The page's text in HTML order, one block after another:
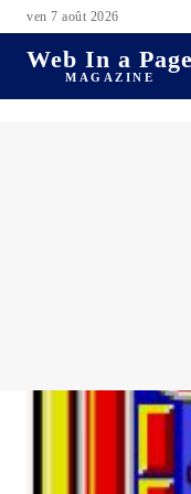
ven 7 août 2026
Web In a Page
MAGAZINE